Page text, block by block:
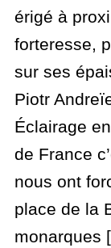
érigé à
forteresse,
sur ses
Piotr
Éclairage
de France
nous ont
place de la
monarques